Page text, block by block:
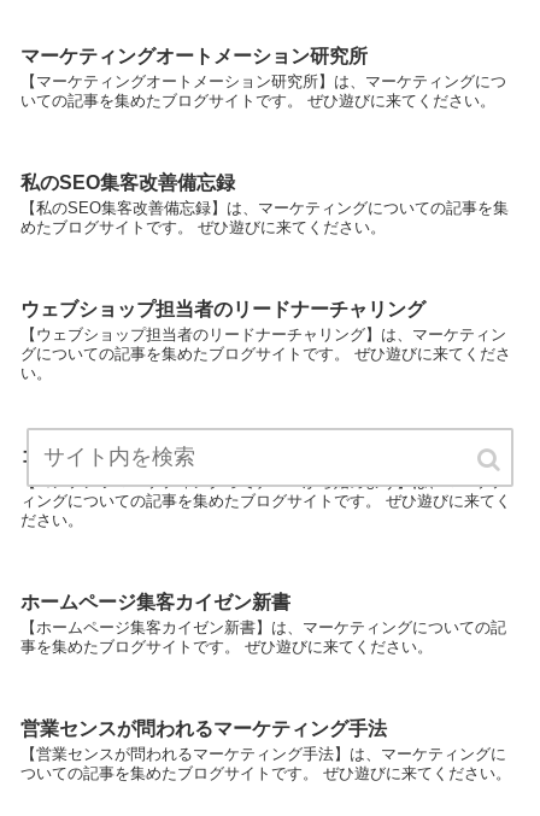
マーケティングオートメーション研究所
【マーケティングオートメーション研究所】は、マーケティングにつ
いての記事を集めたブログサイトです。 ぜひ遊びに来てください。
私のSEO集客改善備忘録
【私のSEO集客改善備忘録】は、マーケティングについての記事を集
めたブログサイトです。 ぜひ遊びに来てください。
ウェブショップ担当者のリードナーチャリング
【ウェブショップ担当者のリードナーチャリング】は、マーケティン
グについての記事を集めたブログサイトです。 ぜひ遊びに来てくださ
い。
コンテンツマーケティングってナニ？から始めよう
【コンテンツマーケティングってナニ？から始めよう】は、マーケテ
ィングについての記事を集めたブログサイトです。 ぜひ遊びに来てく
ださい。
ホームページ集客カイゼン新書
【ホームページ集客カイゼン新書】は、マーケティングについての記
事を集めたブログサイトです。 ぜひ遊びに来てください。
営業センスが問われるマーケティング手法
【営業センスが問われるマーケティング手法】は、マーケティングに
ついての記事を集めたブログサイトです。 ぜひ遊びに来てください。